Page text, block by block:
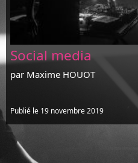
Contact
Social media
par Maxime HOUOT
Publié le 19 novembre 2019